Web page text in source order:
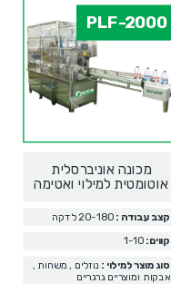
PLF-2000
מכונה אוניברסלית
אוטומטית למילוי ואטימה
קצב עבודה : 20-180 לדקה
קווים: 1-10
סוג מוצר למילוי : נוזלים , משחות ,
אבקות ומוצריים גרגריים